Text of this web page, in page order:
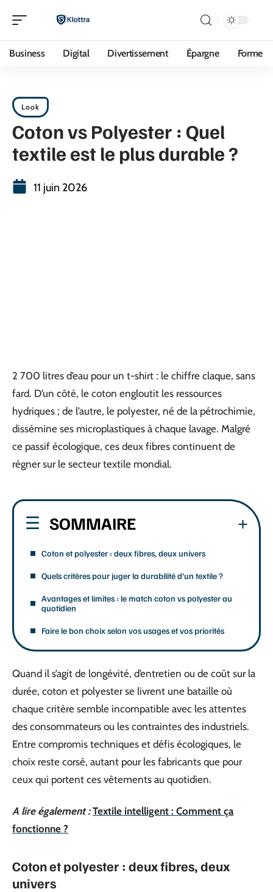
Business Digital Divertissement Épargne Forme
Look
Coton vs Polyester : Quel
textile est le plus durable ?
11 juin 2026
2 700 litres d’eau pour un t-shirt : le chiffre claque, sans
fard. D’un côté, le coton engloutit les ressources
hydriques ; de l’autre, le polyester, né de la pétrochimie,
dissémine ses microplastiques à chaque lavage. Malgré
ce passif écologique, ces deux fibres continuent de
régner sur le secteur textile mondial.
SOMMAIRE
Coton et polyester : deux fibres, deux univers
Quels critères pour juger la durabilité d’un textile ?
Avantages et limites : le match coton vs polyester au
quotidien
Faire le bon choix selon vos usages et vos priorités
Quand il s’agit de longévité, d’entretien ou de coût sur la
durée, coton et polyester se livrent une bataille où
chaque critère semble incompatible avec les attentes
des consommateurs ou les contraintes des industriels.
Entre compromis techniques et défis écologiques, le
choix reste corsé, autant pour les fabricants que pour
ceux qui portent ces vêtements au quotidien.
A lire également : Textile intelligent : Comment ça
fonctionne ?
Coton et polyester : deux fibres, deux
univers